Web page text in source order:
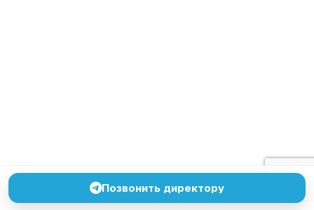
Позвонить директору